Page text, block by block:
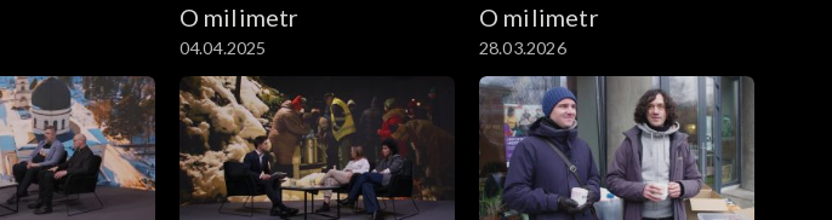
O milimetr
04.04.2025
O milimetr
28.03.2026